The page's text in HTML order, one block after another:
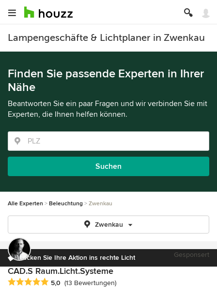
Lampengeschäfte & Lichtplaner in Zwenkau
Finden Sie passende Experten in Ihrer
Nähe
Beantworten Sie ein paar Fragen und wir verbinden Sie mit
Experten, die Ihnen helfen können.
Suchen
Alle Experten Beleuchtung Zwenkau
Zwenkau
Rücken Sie Ihre Aktion ins rechte Licht Gesponsert
CAD.S Raum.Licht.Systeme
Durchschnittliche Bewertung: 5 von 5 Sternen
5,0 (13 Bewertungen)